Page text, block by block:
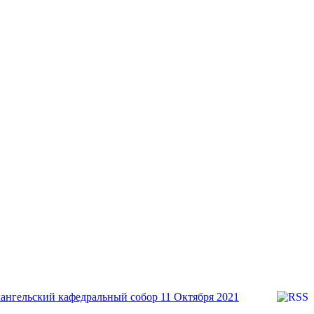
кафедральный собор 11 Октября 2021